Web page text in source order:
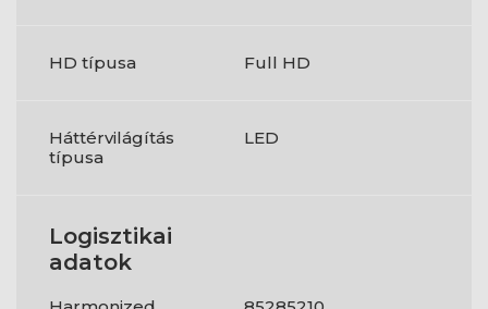
HD típusa Full HD
Háttérvilágítás
típusa
LED
Logisztikai
adatok